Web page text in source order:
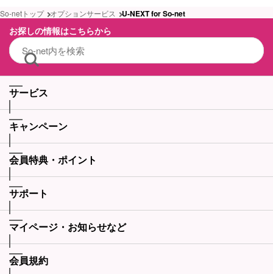
So-netトップ オプションサービス U-NEXT for So-net
お探しの情報はこちらから
サービス
キャンペーン
会員特典・ポイント
サポート
マイページ・お知らせなど
会員規約